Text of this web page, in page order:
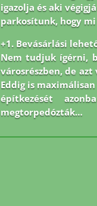
igazolja és aki
parkosítunk, hogy
+1. Bevásárlási
Nem tudjuk ígérni,
városrészben, de
Eddig is
építkezését
megtorpedózták…